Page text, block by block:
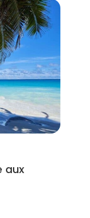
aux